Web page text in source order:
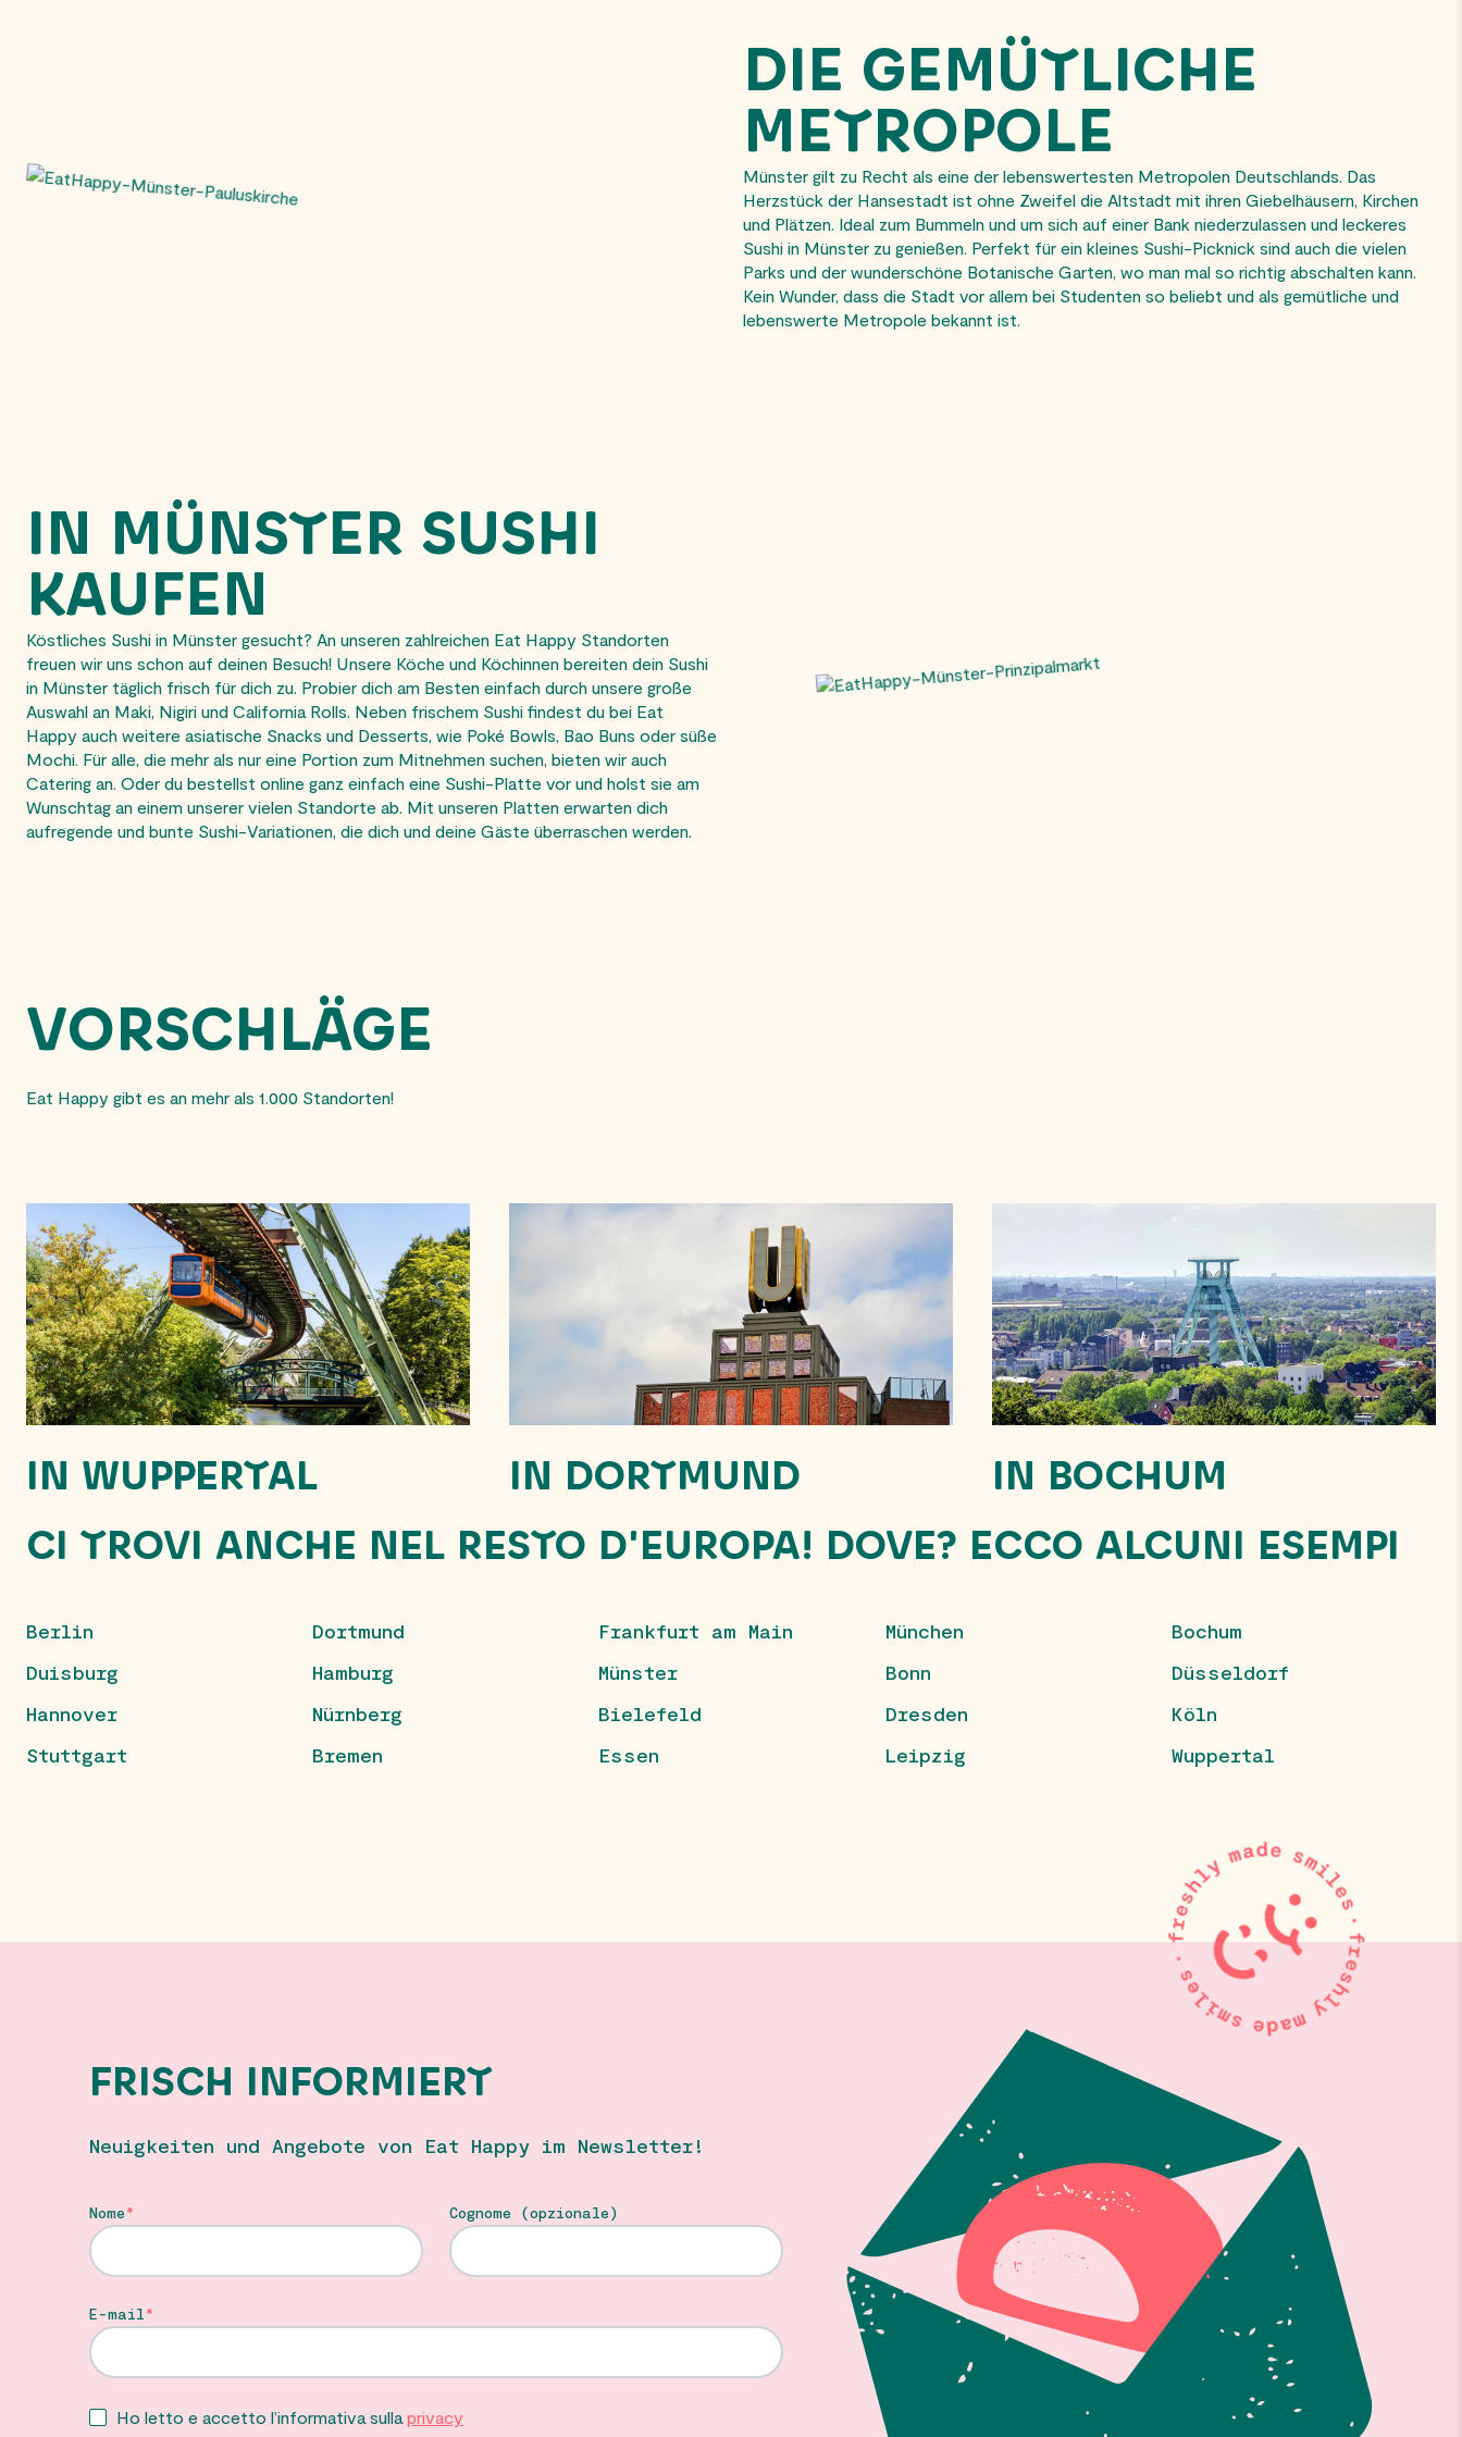
DIE GEMÜTLICHE
METROPOLE
Münster gilt zu Recht als eine der lebenswertesten Metropolen Deutschlands. Das
Herzstück der Hansestadt ist ohne Zweifel die Altstadt mit ihren Giebelhäusern, Kirchen
und Plätzen. Ideal zum Bummeln und um sich auf einer Bank niederzulassen und leckeres
Sushi in Münster zu genießen. Perfekt für ein kleines Sushi-Picknick sind auch die vielen
Parks und der wunderschöne Botanische Garten, wo man mal so richtig abschalten kann.
Kein Wunder, dass die Stadt vor allem bei Studenten so beliebt und als gemütliche und
lebenswerte Metropole bekannt ist.
IN MÜNSTER SUSHI
KAUFEN
Köstliches Sushi in Münster gesucht? An unseren zahlreichen Eat Happy Standorten
freuen wir uns schon auf deinen Besuch! Unsere Köche und Köchinnen bereiten dein Sushi
in Münster täglich frisch für dich zu. Probier dich am Besten einfach durch unsere große
Auswahl an Maki, Nigiri und California Rolls. Neben frischem Sushi findest du bei Eat
Happy auch weitere asiatische Snacks und Desserts, wie Poké Bowls, Bao Buns oder süße
Mochi. Für alle, die mehr als nur eine Portion zum Mitnehmen suchen, bieten wir auch
Catering an. Oder du bestellst online ganz einfach eine Sushi-Platte vor und holst sie am
Wunschtag an einem unserer vielen Standorte ab. Mit unseren Platten erwarten dich
aufregende und bunte Sushi-Variationen, die dich und deine Gäste überraschen werden.
VORSCHLÄGE
Eat Happy gibt es an mehr als 1.000 Standorten!
IN WUPPERTAL IN DORTMUND
IN BOCHUM
CI TROVI ANCHE NEL RESTO D'EUROPA! DOVE? ECCO ALCUNI ESEMPI
Berlin Dortmund Frankfurt am Main München
Bochum
Duisburg
Hamburg Münster Bonn
Düsseldorf
Hannover
Nürnberg Bielefeld Dresden
Köln
Stuttgart
Bremen Essen Leipzig Wuppertal
FRISCH INFORMIERT
Neuigkeiten und Angebote von Eat Happy im Newsletter!
Nome Cognome (opzionale)
E-mail
Ho letto e accetto l’informativa sullaprivacy